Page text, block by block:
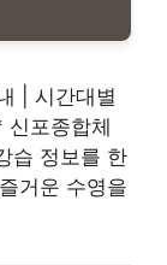
| 시간대별
포종합체
습 정보를 한
거운 수영을